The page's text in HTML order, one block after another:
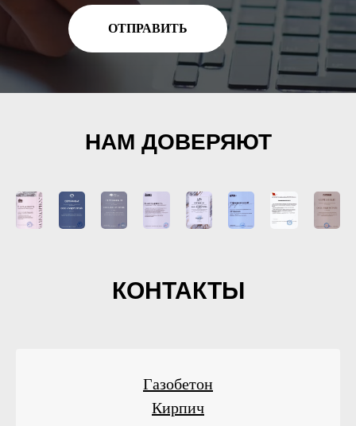
ОТПРАВИТЬ
НАМ ДОВЕРЯЮТ
КОНТАКТЫ
Газобетон
Кирпич